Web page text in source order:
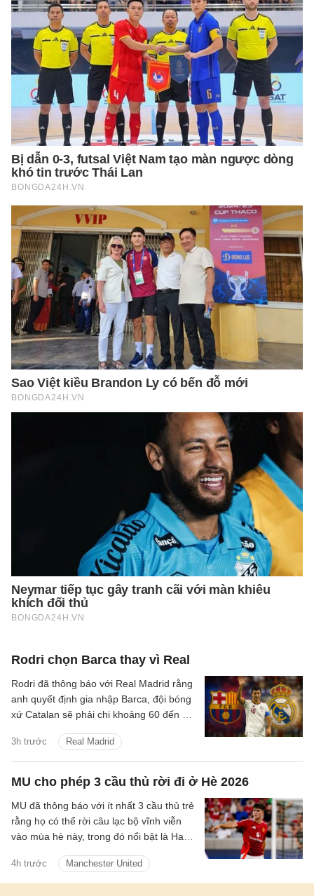
Rodri chọn Barca thay vì Real
3h trước Real Madrid
Rodri đã thông báo với Real Madrid rằng
anh quyết định gia nhập Barca, đội bóng
xứ Catalan sẽ phải chi khoảng 60 đến 70
cần.
MU cho phép 3 cầu thủ rời đi ở Hè 2026
4h trước Manchester United
MU đã thông báo với ít nhất 3 cầu thủ trẻ
rằng họ có thể rời câu lạc bộ vĩnh viễn
vào mùa hè này, trong đó nổi bật là Harry